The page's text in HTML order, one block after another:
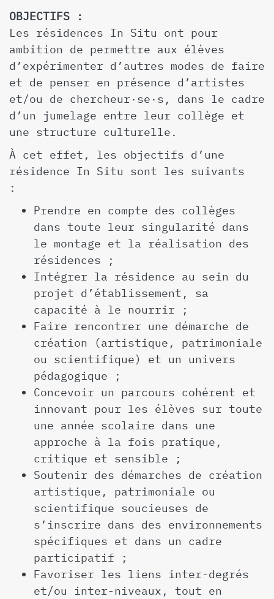
OBJECTIFS :
Les résidences In Situ ont pour
ambition de permettre aux élèves
d’expérimenter d’autres modes de faire
et de penser en présence d’artistes
et/ou de chercheur·se·s, dans le cadre
d’un jumelage entre leur collège et
une structure culturelle.
À cet effet, les objectifs d’une
résidence In Situ sont les suivants
:
Prendre en compte des collèges
dans toute leur singularité dans
le montage et la réalisation des
résidences ;
Intégrer la résidence au sein du
projet d’établissement, sa
capacité à le nourrir ;
Faire rencontrer une démarche de
création (artistique, patrimoniale
ou scientifique) et un univers
pédagogique ;
Concevoir un parcours cohérent et
innovant pour les élèves sur toute
une année scolaire dans une
approche à la fois pratique,
critique et sensible ;
Soutenir des démarches de création
artistique, patrimoniale ou
scientifique soucieuses de
s’inscrire dans des environnements
spécifiques et dans un cadre
participatif ;
Favoriser les liens inter-degrés
et/ou inter-niveaux, tout en